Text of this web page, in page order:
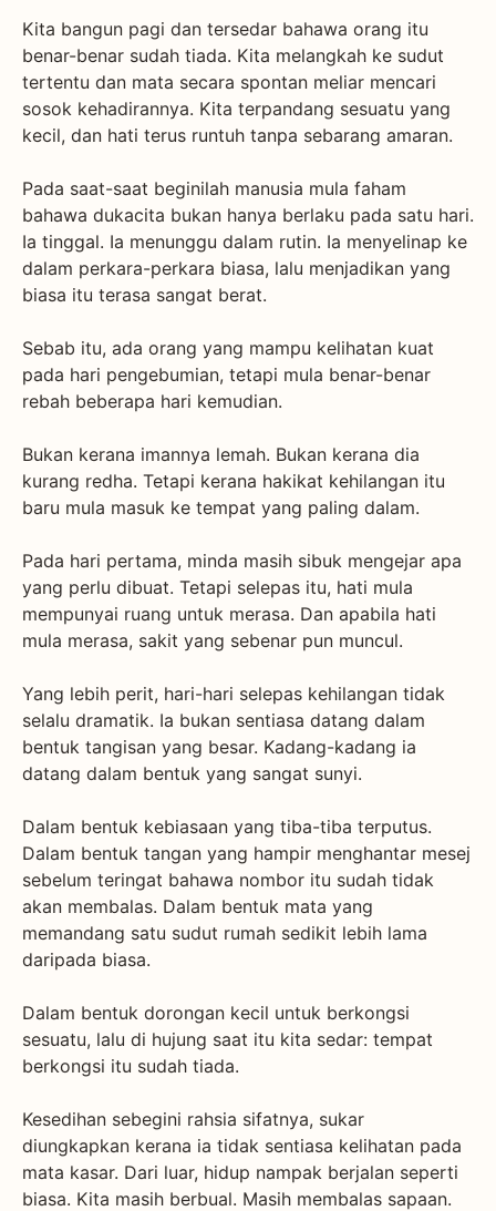
Kita bangun pagi dan tersedar bahawa orang itu
benar-benar sudah tiada. Kita melangkah ke sudut
tertentu dan mata secara spontan meliar mencari
sosok kehadirannya. Kita terpandang sesuatu yang
kecil, dan hati terus runtuh tanpa sebarang amaran.
Pada saat-saat beginilah manusia mula faham
bahawa dukacita bukan hanya berlaku pada satu hari.
Ia tinggal. Ia menunggu dalam rutin. Ia menyelinap ke
dalam perkara-perkara biasa, lalu menjadikan yang
biasa itu terasa sangat berat.
Sebab itu, ada orang yang mampu kelihatan kuat
pada hari pengebumian, tetapi mula benar-benar
rebah beberapa hari kemudian.
Bukan kerana imannya lemah. Bukan kerana dia
kurang redha. Tetapi kerana hakikat kehilangan itu
baru mula masuk ke tempat yang paling dalam.
Pada hari pertama, minda masih sibuk mengejar apa
yang perlu dibuat. Tetapi selepas itu, hati mula
mempunyai ruang untuk merasa. Dan apabila hati
mula merasa, sakit yang sebenar pun muncul.
Yang lebih perit, hari-hari selepas kehilangan tidak
selalu dramatik. Ia bukan sentiasa datang dalam
bentuk tangisan yang besar. Kadang-kadang ia
datang dalam bentuk yang sangat sunyi.
Dalam bentuk kebiasaan yang tiba-tiba terputus.
Dalam bentuk tangan yang hampir menghantar mesej
sebelum teringat bahawa nombor itu sudah tidak
akan membalas. Dalam bentuk mata yang
memandang satu sudut rumah sedikit lebih lama
daripada biasa.
Dalam bentuk dorongan kecil untuk berkongsi
sesuatu, lalu di hujung saat itu kita sedar: tempat
berkongsi itu sudah tiada.
Kesedihan sebegini rahsia sifatnya, sukar
diungkapkan kerana ia tidak sentiasa kelihatan pada
mata kasar. Dari luar, hidup nampak berjalan seperti
biasa. Kita masih berbual. Masih membalas sapaan.